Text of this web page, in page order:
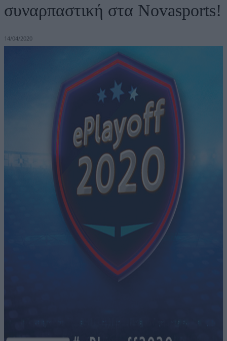
συναρπαστική στα Novasports!
14/04/2020